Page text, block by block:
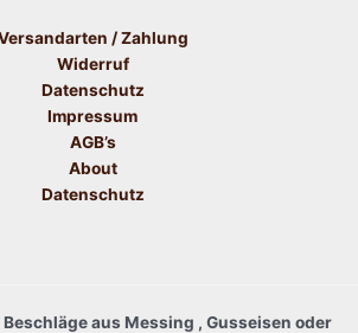
/ Zahlung
Widerruf
Datenschutz
Impressum
AGB’s
About
Datenschutz
aus Messing , Gusseisen oder